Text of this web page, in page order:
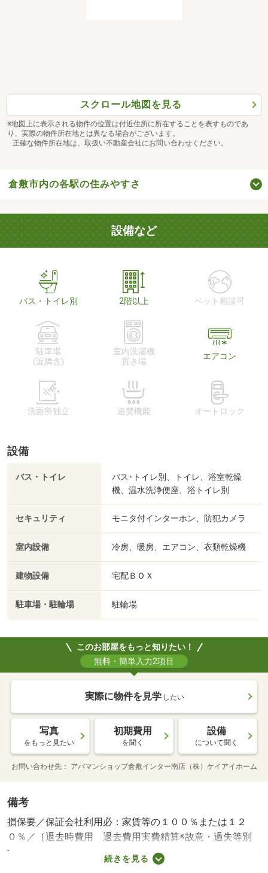
スクロール地図を見る
※地図上に表示される物件の位置は付近住所に所在することを表すものであ
り、実際の物件所在地とは異なる場合がございます。
正確な物件所在地は、取扱い不動産会社にお問い合わせください。
倉敷市内の各駅の住みやすさ
設備など
バス・トイレ別 2階以上 ペット相談可
駐車場
(近隣含)
室内洗濯機
置き場
エアコン
洗面所独立 追焚機能 オートロック
設備
バス・トイレ
バス･トイレ別、トイレ、浴室乾燥
機、温水洗浄便座、浴トイレ別
セキュリティ モニタ付インターホン、防犯カメラ
室内設備 冷房、暖房、エアコン、衣類乾燥機
建物設備 宅配ＢＯＸ
駐車場・駐輪場 駐輪場
このお部屋をもっと知りたい！
無料・簡単入力2項目
実際に物件を見学 したい
写真
をもっと見たい
初期費用
を聞く
設備
について聞く
お問い合わせ先 アパマンショップ倉敷インター南店（株）ケイアイホーム
備考
損保要／保証会社利用必：家賃等の１００％または１２
０％／［退去時費用 退去費用実費精算※故意・過失等別
途実費］環境維持費：１ヶ月５５０円（税込）、鍵交換
費：ご契約時１６５００円（税込）、退去時清掃費：５２
続きを見る